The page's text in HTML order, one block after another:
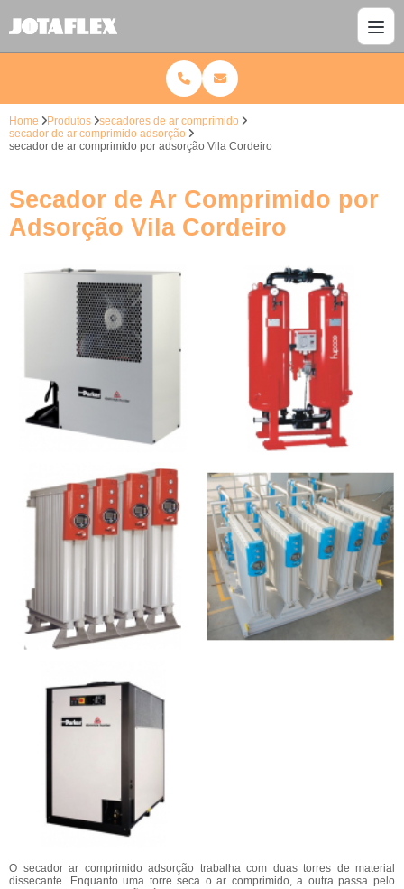
Home Produtos
secadores de ar comprimido
secador de ar comprimido adsorção
secador de ar comprimido por adsorção Vila Cordeiro
Secador de Ar Comprimido por
Adsorção Vila Cordeiro
O secador ar comprimido adsorção trabalha com duas torres de material
dissecante. Enquanto uma torre seca o ar comprimido, a outra passa pelo